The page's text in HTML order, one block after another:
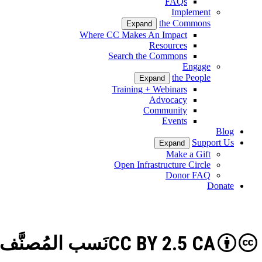
Implement
the Commons
Expand
Where CC Makes An Impact
Resources
Search the Commons
Engage
the People
Expand
Training + Webinars
Advocacy
Community
Events
Blog
Support Us
Expand
Make a Gift
Open Infrastructure Circle
Donor FAQ
Donate
نَسب المُصنَّف 2.5 كنداCC BY 2.5 CA